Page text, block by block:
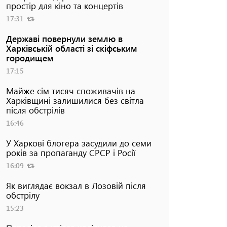
простір для кіно та концертів
17:31
Державі повернули землю в
Харківській області зі скіфським
городищем
17:15
Майже сім тисяч споживачів на
Харківщині залишилися без світла
після обстрілів
16:46
У Харкові блогера засудили до семи
років за пропаганду СРСР і Росії
16:09
Як виглядає вокзал в Лозовій після
обстрілу
15:23